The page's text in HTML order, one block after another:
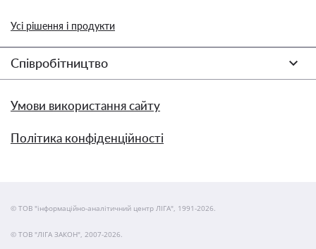
Усі рішення і продукти
Співробітництво
Умови використання сайту
Політика конфіденційності
© ТОВ "інформаційно-аналітичний центр ЛІГА", 1991-2026.
© ТОВ "ЛІГА ЗАКОН", 2007-2026.